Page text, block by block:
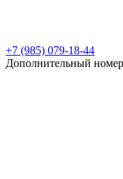
+7 (985) 079-18-44
Дополнительный